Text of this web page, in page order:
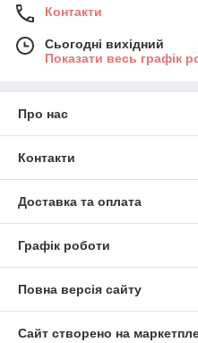
Контакти
Сьогодні вихідний
Показати весь графік
Про нас
Контакти
Доставка та оплата
Графік роботи
Повна версія сайту
Сайт створено на